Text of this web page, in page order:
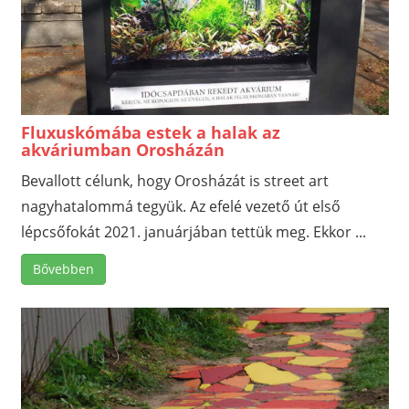
Fluxuskómába estek a halak az
akváriumban Orosházán
Bevallott célunk, hogy Orosházát is street art
nagyhatalommá tegyük. Az efelé vezető út első
lépcsőfokát 2021. januárjában tettük meg. Ekkor ...
Bővebben